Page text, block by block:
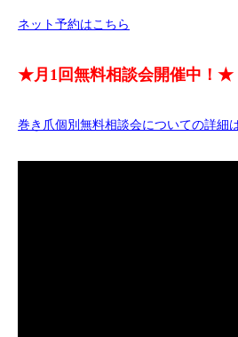
ネット予約はこちら
★月1回無料相談会開催中！★
巻き爪個別無料相談会についての詳細